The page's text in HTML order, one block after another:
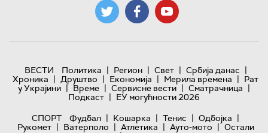
ВЕСТИ Политика | Регион | Свет | Србија данас |
Хроника | Друштво | Економија | Мерила времена | Рат
у Украјини | Време | Сервисне вести | Сматрачница |
Подкаст | ЕУ могућности 2026
СПОРТ
Фудбал | Кошарка | Тенис | Одбојка |
Рукомет | Ватерполо | Атлетика | Ауто-мото | Остали